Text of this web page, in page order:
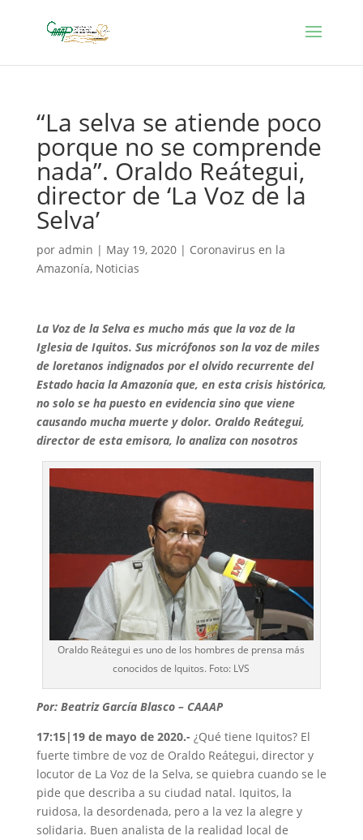
“La selva se atiende poco
porque no se comprende
nada”. Oraldo Reátegui,
director de ‘La Voz de la
Selva’
por admin | May 19, 2020| Coronavirus en la
Amazonía, Noticias
La Voz de la Selva es mucho más que la voz de la
Iglesia de Iquitos. Sus micrófonos son la voz de miles
de loretanos indignados por el olvido recurrente del
Estado hacia la Amazonía que, en esta crisis histórica,
no solo se ha puesto en evidencia sino que viene
causando mucha muerte y dolor. Oraldo Reátegui,
director de esta emisora, lo analiza con nosotros
Oraldo Reátegui es uno de los hombres de prensa más
conocidos de Iquitos. Foto: LVS
Por: Beatriz García Blasco – CAAAP
17:15|19 de mayo de 2020.- ¿Qué tiene Iquitos? El
fuerte timbre de voz de Oraldo Reátegui, director y
locutor de La Voz de la Selva, se quiebra cuando se le
pide que describa a su ciudad natal. Iquitos, la
ruidosa, la desordenada, pero a la vez la alegre y
solidaria. Buen analista de la realidad local de